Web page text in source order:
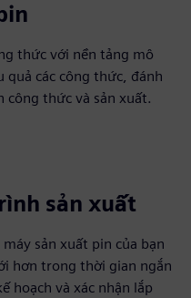
thức với nền tảng mô
quả các công thức, đánh
thức và sản xuất.
sản xuất
sản xuất pin của bạn
hơn trong thời gian ngắn
hoạch và xác nhận lắp